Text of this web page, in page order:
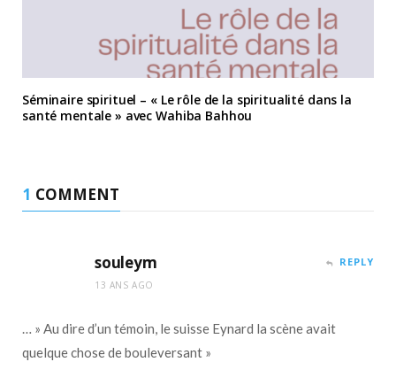
Séminaire spirituel – « Le rôle de la spiritualité dans la
santé mentale » avec Wahiba Bahhou
1 COMMENT
souleym
13 ANS AGO
REPLY
… » Au dire d’un témoin, le suisse Eynard la scène avait
quelque chose de bouleversant »